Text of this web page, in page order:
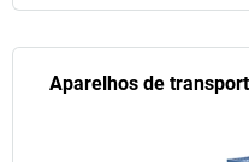
Aparelhos de